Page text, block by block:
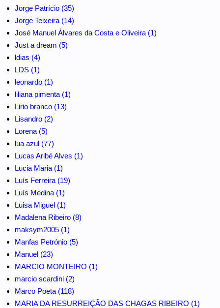
Jorge Patrício (35)
Jorge Teixeira (14)
José Manuel Álvares da Costa e Oliveira (1)
Just a dream (5)
ldias (4)
LDS (1)
leonardo (1)
liliana pimenta (1)
Lirio branco (13)
Lisandro (2)
Lorena (5)
lua azul (77)
Lucas Aribé Alves (1)
Lucia Maria (1)
Luís Ferreira (19)
Luís Medina (1)
Luisa Miguel (1)
Madalena Ribeiro (8)
maksym2005 (1)
Manfas Petrónio (5)
Manuel (23)
MARCIO MONTEIRO (1)
marcio scardini (2)
Marco Poeta (118)
MARIA DA RESURREIÇÃO DAS CHAGAS RIBEIRO (1)